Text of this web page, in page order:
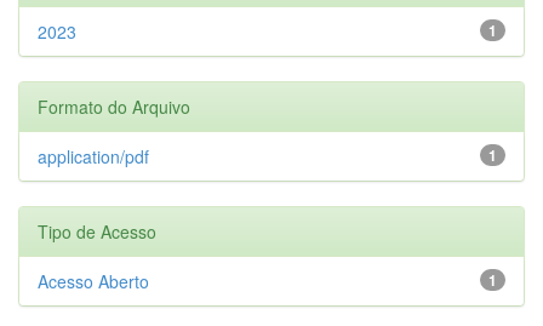
1
2023
Formato do Arquivo
1
application/pdf
Tipo de Acesso
1
Acesso Aberto